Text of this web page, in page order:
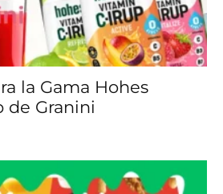
la Gama Hohes
de Granini